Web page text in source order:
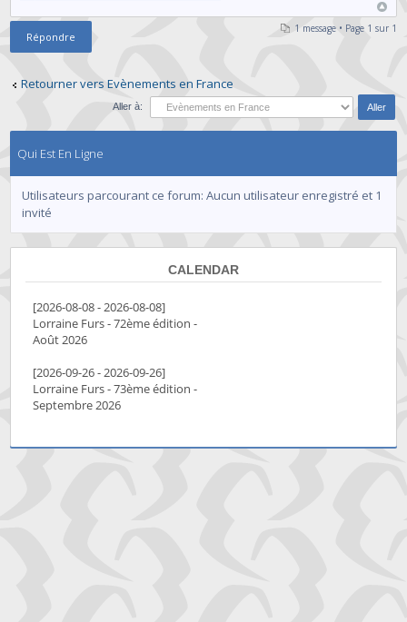
Répondre
1 message • Page 1 sur 1
Retourner vers Evènements en France
Aller à:
Qui Est En Ligne
Utilisateurs parcourant ce forum: Aucun utilisateur enregistré et 1
invité
CALENDAR